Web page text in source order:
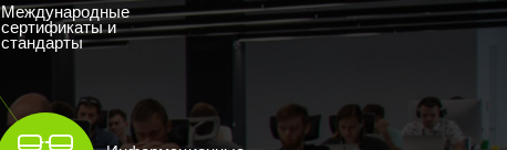
Международные
сертификаты и
стандарты